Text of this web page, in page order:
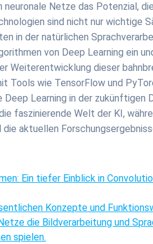
Netze das Potenzial,
sind nicht nur wichtige
in der natürlichen
von Deep Learning ein
Weiterentwicklung dieser
Tools wie TensorFlow und
Learning in der zukünftigen
faszinierende Welt der KI,
aktuellen
Ein tiefer Einblick in
Konzepte und
die Bildverarbeitung und
spielen.